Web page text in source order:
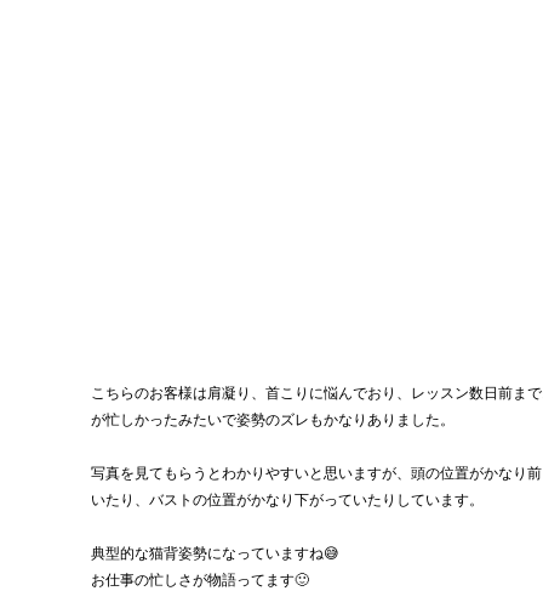
こちらのお客様は肩凝り、首こりに悩んでおり、レッスン数日前ま
が忙しかったみたいで姿勢のズレもかなりありました。
写真を見てもらうとわかりやすいと思いますが、頭の位置がかなり
いたり、バストの位置がかなり下がっていたりしています。
典型的な猫背姿勢になっていますね😅
お仕事の忙しさが物語ってます🙂